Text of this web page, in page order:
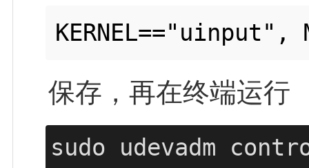
保存，再在终端运行
sudo udevadm